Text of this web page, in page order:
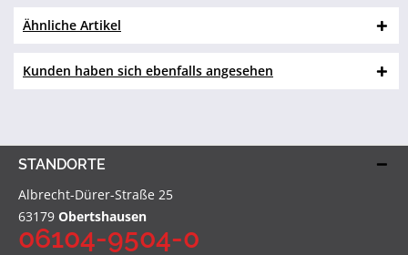
Ähnliche Artikel
Kunden haben sich ebenfalls angesehen
STANDORTE
Albrecht-Dürer-Straße 25
63179 Obertshausen
06104-9504-0